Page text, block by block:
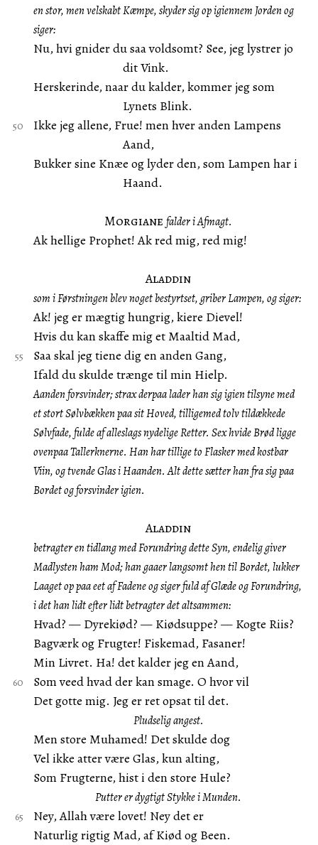
en stor, men velskabt Kæmpe, skyder sig op igiennem Jorden og
siger:
Nu, hvi gnider du saa voldsomt? See, jeg lystrer jo
dit Vink.
Herskerinde, naar du kalder, kommer jeg som
Lynets Blink.
Ikke jeg allene, Frue! men hver anden Lampens
Aand,
Bukker sine Knæe og lyder den, som Lampen har i
Haand.
Morgiane falder i Afmagt.
Ak hellige Prophet! Ak red mig, red mig!
Aladdin
som i Førstningen blev noget bestyrtset, griber Lampen, og siger:
Ak! jeg er mægtig hungrig, kiere Dievel!
Hvis du kan skaffe mig et Maaltid Mad,
Saa skal jeg tiene dig en anden Gang,
Ifald du skulde trænge til min Hielp.
Aanden forsvinder; strax derpaa lader han sig igien tilsyne med
et stort Sølvbækken paa sit Hoved, tilligemed tolv tildækkede
Sølvfade, fulde af alleslags nydelige Retter. Sex hvide Brød ligge
ovenpaa Tallerknerne. Han har tillige to Flasker med kostbar
Viin, og tvende Glas i Haanden. Alt dette sætter han fra sig paa
Bordet og forsvinder igien.
Aladdin
betragter en tidlang med Forundring dette Syn, endelig giver
Madlysten ham Mod; han gaaer langsomt hen til Bordet, lukker
Laaget op paa eet af Fadene og siger fuld af Glæde og Forundring,
i det han lidt efter lidt betragter det altsammen:
Hvad? — Dyrekiød? — Kiødsuppe? — Kogte Riis?
Bagværk og Frugter! Fiskemad, Fasaner!
Min Livret. Ha! det kalder jeg en Aand,
Som veed hvad der kan smage. O hvor vil
Det gotte mig. Jeg er ret opsat til det.
Pludselig angest.
Men store Muhamed! Det skulde dog
Vel ikke atter være Glas, kun alting,
Som Frugterne, hist i den store Hule?
Putter er dygtigt Stykke i Munden.
Ney, Allah være lovet! Ney det er
Naturlig rigtig Mad, af Kiød og Been.